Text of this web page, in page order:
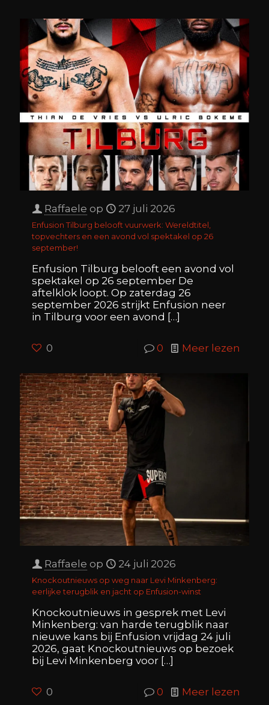
Raffaele op 27 juli 2026
Enfusion Tilburg belooft vuurwerk: Wereldtitel,
topvechters en een avond vol spektakel op 26
september!
Enfusion Tilburg belooft een avond vol
spektakel op 26 september De
aftelklok loopt. Op zaterdag 26
september 2026 strijkt Enfusion neer
in Tilburg voor een avond […]
0 0 Meer lezen
Raffaele op 24 juli 2026
Knockoutnieuws op weg naar Levi Minkenberg:
eerlijke terugblik en jacht op Enfusion-winst
Knockoutnieuws in gesprek met Levi
Minkenberg: van harde terugblik naar
nieuwe kans bij Enfusion vrijdag 24 juli
2026, gaat Knockoutnieuws op bezoek
bij Levi Minkenberg voor […]
0 0 Meer lezen